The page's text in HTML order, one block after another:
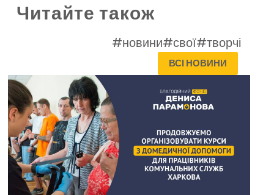
Читайте також
#новини#свої#творчі
ВСІ НОВИНИ